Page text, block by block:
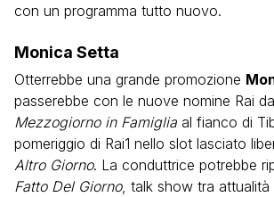
con un programma tutto nuovo.
Monica Setta
Otterrebbe una grande promozione
passerebbe con le nuove nomine Rai
Mezzogiorno in Famiglia al fianco di
pomeriggio di Rai1 nello slot lasciato
Altro Giorno. La conduttrice potrebbe
Fatto Del Giorno, talk show tra